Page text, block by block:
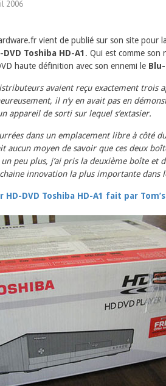
2006
vient de publié sur son site pour
Toshiba HD-A1. Qui est comme son
haute définition avec son ennemi le Blu-
avaient reçu exactement trois
il n’y en avait pas en
appareil de sorti sur lequel s’extasier.
dans un emplacement libre à côté
aucun moyen de savoir que ces deux
un peu plus, j’ai pris la deuxième boîte
innovation la plus importante dans
DVD Toshiba HD-A1 fait par